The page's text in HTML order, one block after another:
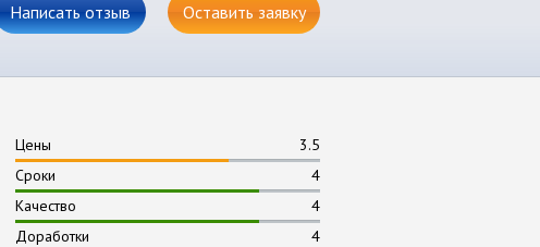
Написать отзыв Оставить заявку
Цены
3.5
Сроки
4
Качество
4
Доработки
4